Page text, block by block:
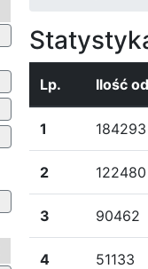
Lp. Ilość
1 184293
2 122480
3 90462
4 51133